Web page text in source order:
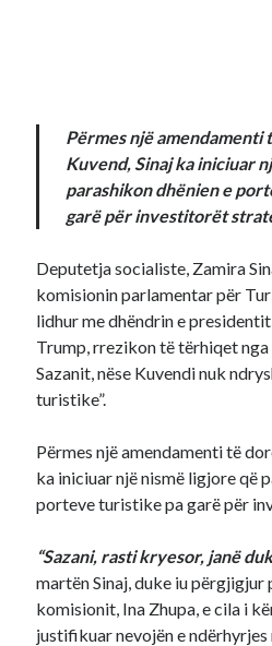
Përmes një amendamenti
Kuvend, Sinaj ka iniciuar
parashikon dhënien e
garë për investitorët
Deputetja socialiste, Zamira
komisionin parlamentar për
lidhur me dhëndrin e
Trump, rrezikon të tërhiqet
Sazanit, nëse Kuvendi nuk
turistike”.
Përmes një amendamenti të
ka iniciuar një nismë ligjore që
porteve turistike pa garë për
“Sazani, rasti kryesor, janë
martën Sinaj, duke iu përgjigjur
komisionit, Ina Zhupa, e cila i
justifikuar nevojën e ndërhyrjes